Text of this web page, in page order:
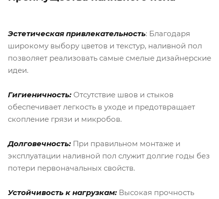
Эстетическая привлекательность: Благодаря
широкому выбору цветов и текстур, наливной пол
позволяет реализовать самые смелые дизайнерские
идеи.
Гигиеничность: Отсутствие швов и стыков
обеспечивает легкость в уходе и предотвращает
скопление грязи и микробов.
Долговечность: При правильном монтаже и
эксплуатации наливной пол служит долгие годы без
потери первоначальных свойств.
Устойчивость к нагрузкам: Высокая прочность